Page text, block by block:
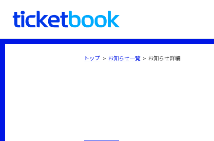
トップ お知らせ一覧 お知らせ詳細